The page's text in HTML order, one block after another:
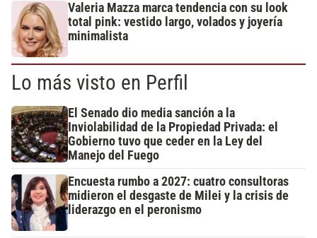
Valeria Mazza marca tendencia con su look
total pink: vestido largo, volados y joyería
minimalista
Lo más visto en Perfil
El Senado dio media sanción a la
Inviolabilidad de la Propiedad Privada: el
Gobierno tuvo que ceder en la Ley del
Manejo del Fuego
Encuesta rumbo a 2027: cuatro consultoras
midieron el desgaste de Milei y la crisis de
liderazgo en el peronismo